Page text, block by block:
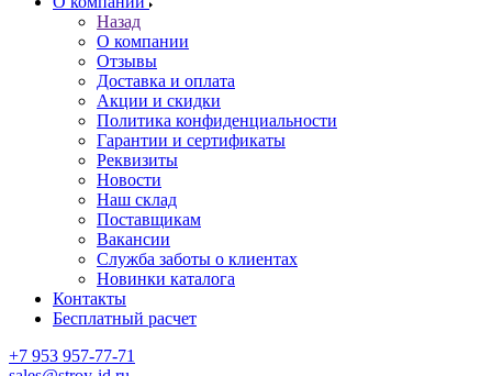
Назад
О компании
Отзывы
Доставка и оплата
Акции и скидки
Политика конфиденциальности
Гарантии и сертификаты
Реквизиты
Новости
Наш склад
Поставщикам
Вакансии
Служба заботы о клиентах
Новинки каталога
Контакты
Бесплатный расчет
+7 953 957-77-71